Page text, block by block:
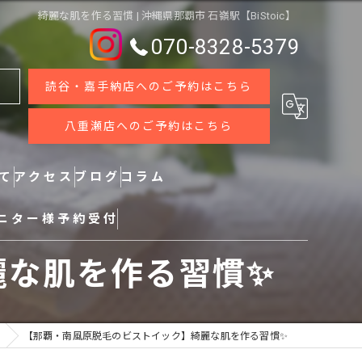
綺麗な肌を作る習慣 | 沖縄県那覇市 石嶺駅【BiStoic】
070-8328-5379
読谷・嘉手納店へのご予約はこちら
八重瀬店へのご予約はこちら
アクセス ブログ コラム
ター様予約受付
肌を作る習慣✨
【那覇・南風原脱毛のビストイック】綺麗な肌を作る習慣✨